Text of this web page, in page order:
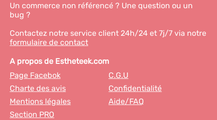
Un commerce non référencé ? Une question ou un
bug ?
Contactez notre service client 24h/24 et 7j/7 via notre
formulaire de contact
A propos de Estheteek.com
Page Facebok
C.G.U
Charte des avis
Confidentialité
Mentions légales
Aide/FAQ
Section PRO